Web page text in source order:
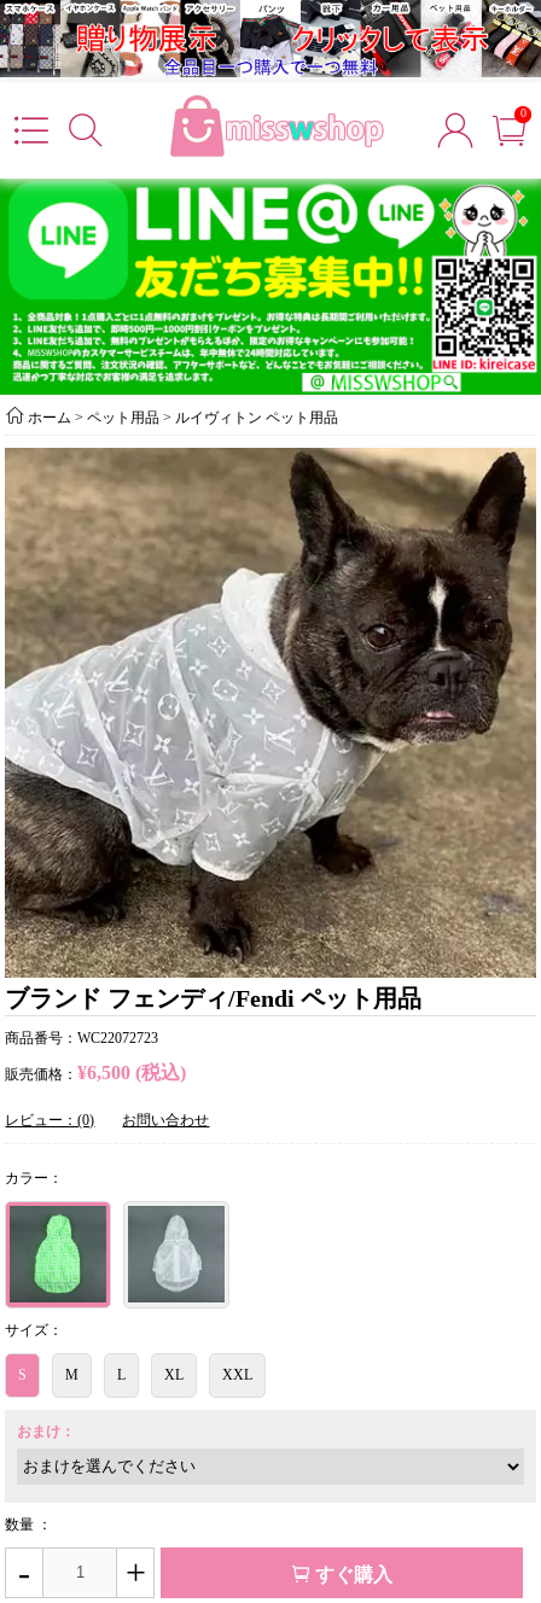
0
ホーム >ペット用品 > ルイヴィトン ペット用品
ブランド フェンディ/Fendi ペット用品
商品番号：WC22072723
販売価格： ¥6,500 (税込)
レビュー：(0) お問い合わせ
カラー：
サイズ：
S M L XL XXL
おまけ：
数量 ：
- + すぐ購入